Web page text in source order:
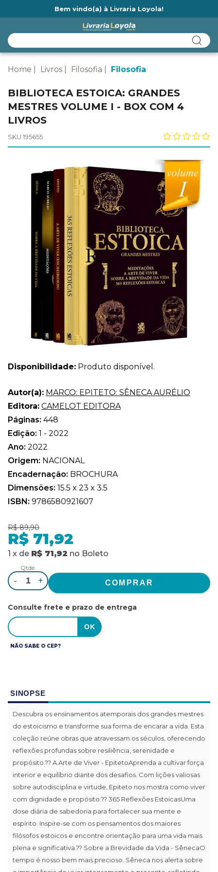
Bem vindo(a) à Livraria Loyola!
Home Livros Filosofia Filosofia
BIBLIOTECA ESTOICA: GRANDES
MESTRES VOLUME I - BOX COM 4
LIVROS
SKU 195655
Disponibilidade: Produto disponível.
Autor(a): MARCO: EPITETO: SÊNECA AURÉLIO
Editora: CAMELOT EDITORA
Páginas: 448
Edição: 1 - 2022
Ano: 2022
Origem: NACIONAL
Encadernação: BROCHURA
Dimensões: 15.5 x 23 x 3.5
ISBN: 9786580921607
R$ 89,90
R$ 71,92
1 x de R$ 71,92 no Boleto
Qtde.
- +
Consulte frete e prazo de entrega
NÃO SABE O CEP?
SINOPSE
Descubra os ensinamentos atemporais dos grandes mestres
do estoicismo e transforme sua forma de encarar a vida. Esta
coleção reúne obras que atravessam os séculos, oferecendo
reflexões profundas sobre resiliência, serenidade e
propósito.?? A Arte de Viver - EpitetoAprenda a cultivar força
interior e equilíbrio diante dos desafios. Com lições valiosas
sobre autodisciplina e virtude, Epiteto nos mostra como viver
com dignidade e propósito.?? 365 Reflexões EstoicasUma
dose diária de sabedoria para fortalecer sua mente e
espírito. Inspire-se com os pensamentos dos maiores
filósofos estoicos e encontre orientação para uma vida mais
plena e significativa.?? Sobre a Brevidade da Vida - SênecaO
tempo é nosso bem mais precioso. Sêneca nos alerta sobre